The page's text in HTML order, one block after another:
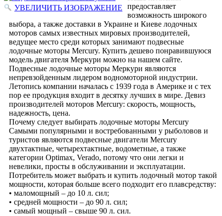
УВЕЛИЧИТЬ ИЗОБРАЖЕНИЕ
предоставляет
возможность широкого
выбора, а также доставки в Украине и Киеве лодочных
моторов самых известных мировых производителей,
ведущее место среди которых занимают подвесные
лодочные моторы Mercury. Купить дешево понравившуюся
модель двигателя Меркури можно на нашем сайте.
Подвесные лодочные моторы Меркури являются
непревзойденным лидером водномоторной индустрии.
Летопись компании началась с 1939 года в Америке и с тех
пор ее продукция входит в десятку лучших в мире. Девиз
производителей моторов Mercury: скорость, мощность,
надежность, цена.
Почему следует выбирать лодочные моторы Mercury
Самыми популярными и востребованными у рыболовов и
туристов являются подвесные двигатели Mercury
двухтактные, четырехтактные, водометные, а также
категории Optimax, Verado, потому что они легки и
невелики, просты в обслуживании и эксплуатации.
Потребитель может выбрать и купить лодочный мотор такой
мощности, которая больше всего подходит его плавсредству:
• маломощный – до 10 л. сил;
• средней мощности – до 90 л. сил;
• самый мощный – свыше 90 л. сил.